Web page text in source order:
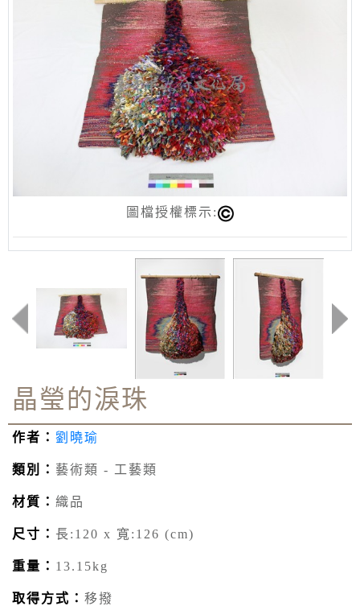
圖檔授權標示:
晶瑩的淚珠
作者： 劉曉瑜
類別： 藝術類 - 工藝類
材質： 織品
尺寸： 長:120 x 寬:126 (cm)
重量： 13.15kg
取得方式： 移撥